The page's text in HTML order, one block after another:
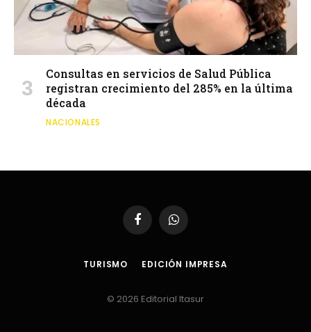
Consultas en servicios de Salud Pública
registran crecimiento del 285% en la última
década
NACIONALES
FacebookWhatsApp
TURISMO EDICIÓN IMPRESA
© 2026 Editorial Itasur